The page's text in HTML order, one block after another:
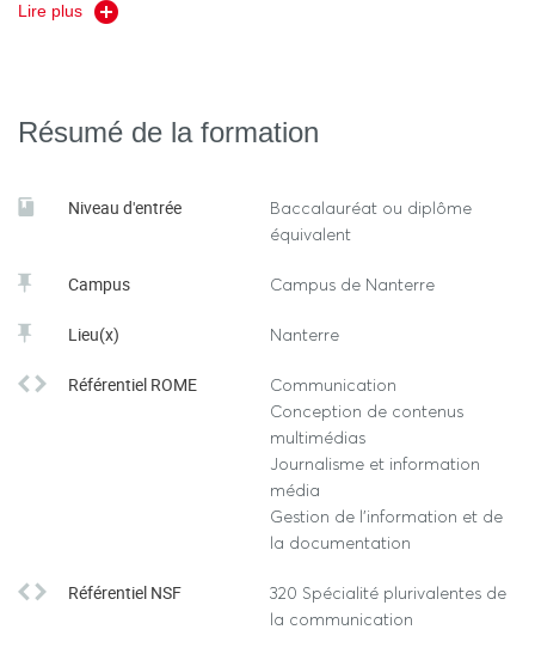
et incluant des professionnels du secteur.
resserré.
Un stage long en L3, avec un encadrement de l’équipe
pédagogique dès la recherche d’entreprise.
Une ouverture à l’international en L3, avec la possibilité
d’un échange universitaire à l’étranger.
Lire plus
Résumé de la formation
Niveau d'entrée
Baccalauréat ou diplôme
équivalent
Campus Campus de Nanterre
Lieu(x) Nanterre
Référentiel ROME
Communication
Conception de contenus
multimédias
Journalisme et information
média
Gestion de l'information et de
la documentation
Référentiel NSF
320 Spécialité plurivalentes de
la communication